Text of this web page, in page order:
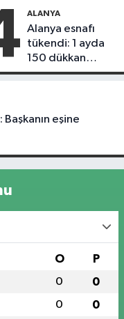
ALANYA
Alanya esnafı
tükendi: 1 ayda
150 dükkan
kapandı
eşine
O P
0 0
0 0